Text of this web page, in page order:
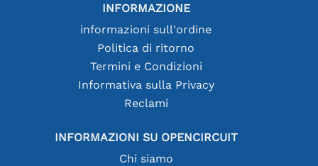
INFORMAZIONE
informazioni sull'ordine
Politica di ritorno
Termini e Condizioni
Informativa sulla Privacy
Reclami
INFORMAZIONI SU OPENCIRCUIT
Chi siamo